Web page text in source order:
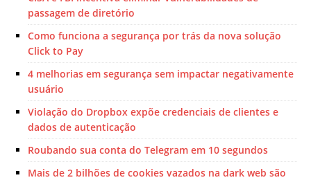
passagem de diretório
Como funciona a segurança por trás da nova solução
Click to Pay
4 melhorias em segurança sem impactar negativamente
usuário
Violação do Dropbox expõe credenciais de clientes e
dados de autenticação
Roubando sua conta do Telegram em 10 segundos
Mais de 2 bilhões de cookies vazados na dark web são